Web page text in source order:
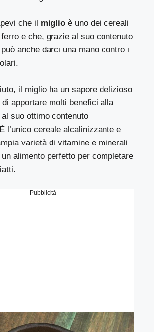
che il miglio è uno dei cereali
e che, grazie al suo contenuto
anche darci una mano contro i
il miglio ha un sapore delizioso
di apportare molti benefici alla
suo ottimo contenuto
l’unico cereale alcalinizzante e
varietà di vitamine e minerali
alimento perfetto per completare
Pubblicità